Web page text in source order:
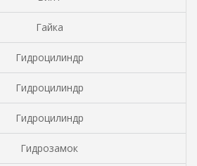
Гайка
Гидроцилиндр
Гидроцилиндр
Гидроцилиндр
Гидрозамок